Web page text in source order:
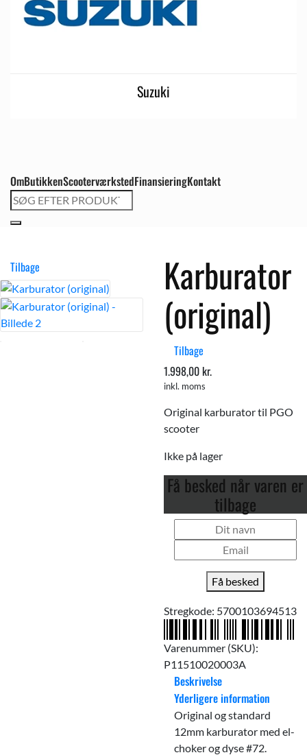
Suzuki
OmButikkenScooterværkstedFinansieringKontakt
Søg
efter:
Tilbage
Karburator
(original)
Tilbage
1.998,00kr.
inkl. moms
Original karburator til PGO
scooter
Ikke på lager
Få besked når varen er
tilbage
Få besked
Stregkode: 5700103694513
Varenummer (SKU):
P11510020003A
Beskrivelse
Yderligere information
Original og standard
12mm karburator med el-
choker og dyse #72.